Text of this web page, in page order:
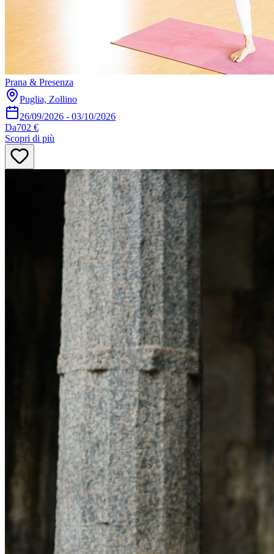
Prana & Presenza
Puglia, Zollino
26/09/2026 - 03/10/2026
Da702 €
Scopri di più